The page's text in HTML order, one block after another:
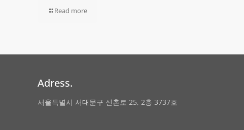
Read more
Adress.
서울특별시 서대문구 신촌로 25, 2층 3737호